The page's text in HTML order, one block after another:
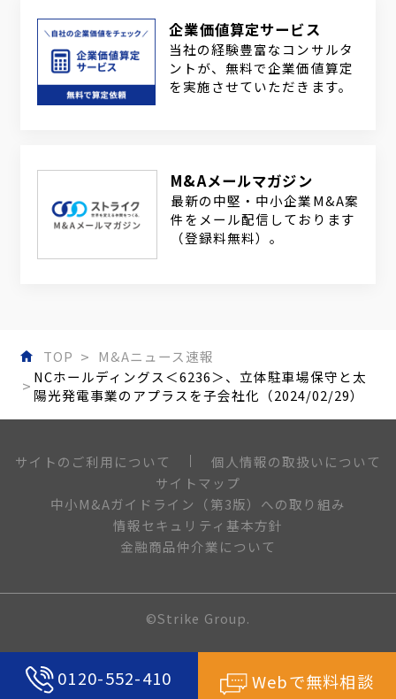
0120-552-410 Webで無料相談
企業価値算定サービス
当社の経験豊富なコンサルタ
ントが、無料で企業価値算定
を実施させていただきます。
M&Aメールマガジン
最新の中堅・中小企業M&A案
件をメール配信しております
（登録料無料）。
TOP
M&Aニュース速報
NCホールディングス＜6236＞、立体駐車場保守と太
陽光発電事業のアプラスを子会社化（2024/02/29）
サイトのご利用について
個人情報の取扱いについて
サイトマップ
中小M&Aガイドライン（第3版）への取り組み
情報セキュリティ基本方針
金融商品仲介業について
©Strike Group.